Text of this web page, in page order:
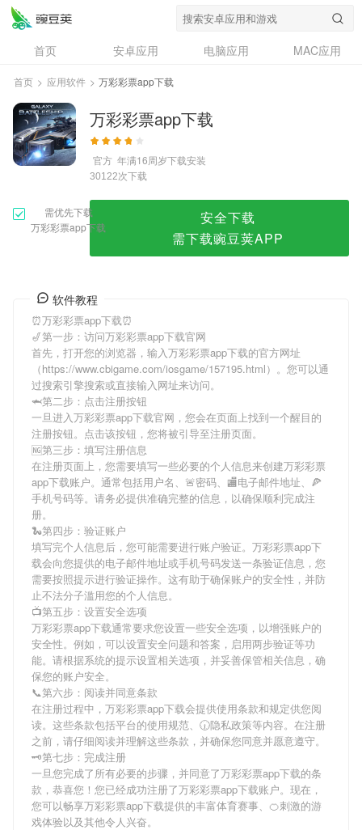
首页 安卓应用 电脑应用
MAC应用
资讯
专题
问答
首页 > 应用软件 > 万彩彩票app下载
万彩彩票app下载
官方 年满16周岁下载安装
30122次下载
需优先下载
万彩彩票app下载
安全下载
需下载豌豆荚APP
软件教程
⏰万彩彩票app下载⏰
🎷第一步：访问万彩彩票app下载官网
首先，打开您的浏览器，输入万彩彩票app下载的官方网址
（https://www.cbigame.com/iosgame/157195.html）。您可以通
过搜索引擎搜索或直接输入网址来访问。
🦈第二步：点击注册按钮
一旦进入万彩彩票app下载官网，您会在页面上找到一个醒目的
注册按钮。点击该按钮，您将被引导至注册页面。
🆖第三步：填写注册信息
在注册页面上，您需要填写一些必要的个人信息来创建万彩彩票
app下载账户。通常包括用户名、🚨密码、🏬电子邮件地址、🍕
手机号码等。请务必提供准确完整的信息，以确保顺利完成注
册。
🐍第四步：验证账户
填写完个人信息后，您可能需要进行账户验证。万彩彩票app下
载会向您提供的电子邮件地址或手机号码发送一条验证信息，您
需要按照提示进行验证操作。这有助于确保账户的安全性，并防
止不法分子滥用您的个人信息。
📺第五步：设置安全选项
万彩彩票app下载通常要求您设置一些安全选项，以增强账户的
安全性。例如，可以设置安全问题和答案，启用两步验证等功
能。请根据系统的提示设置相关选项，并妥善保管相关信息，确
保您的账户安全。
📞第六步：阅读并同意条款
在注册过程中，万彩彩票app下载会提供使用条款和规定供您阅
读。这些条款包括平台的使用规范、🕡隐私政策等内容。在注册
之前，请仔细阅读并理解这些条款，并确保您同意并愿意遵守。
🗝第七步：完成注册
一旦您完成了所有必要的步骤，并同意了万彩彩票app下载的条
款，恭喜您！您已经成功注册了万彩彩票app下载账户。现在，
您可以畅享万彩彩票app下载提供的丰富体育赛事、🍊刺激的游
戏体验以及其他令人兴奋。